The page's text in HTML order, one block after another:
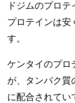
ドジムのプロテ
プロテインは安
す。
ケンタイのプロ
が、タンパク質
に配合されてい